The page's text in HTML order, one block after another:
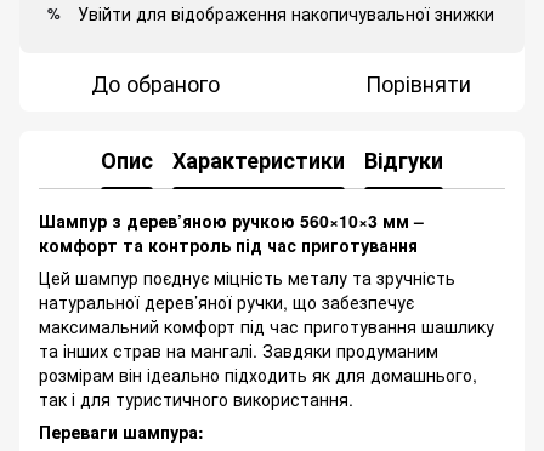
% Увійти для відображення накопичувальної знижки
До обраного Порівняти
Опис Характеристики Відгуки
Шампур з дерев’яною ручкою 560×10×3 мм –
комфорт та контроль під час приготування
Цей шампур поєднує міцність металу та зручність
натуральної дерев’яної ручки, що забезпечує
максимальний комфорт під час приготування шашлику
та інших страв на мангалі. Завдяки продуманим
розмірам він ідеально підходить як для домашнього,
так і для туристичного використання.
Переваги шампура: